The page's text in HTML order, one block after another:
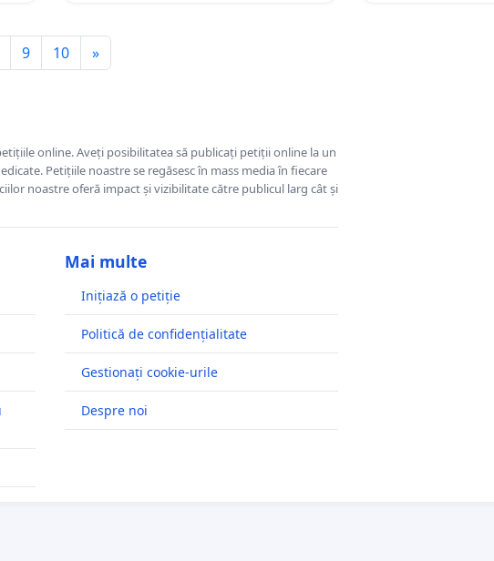
9 10 »
online. Aveți posibilitatea să publicați petiții online la un
Petițiile noastre se regăsesc în mass media în fiecare
noastre oferă impact și vizibilitate către publicul larg cât și
Mai multe
Inițiază o petiție
Politică de confidențialitate
Gestionați cookie-urile
Despre noi